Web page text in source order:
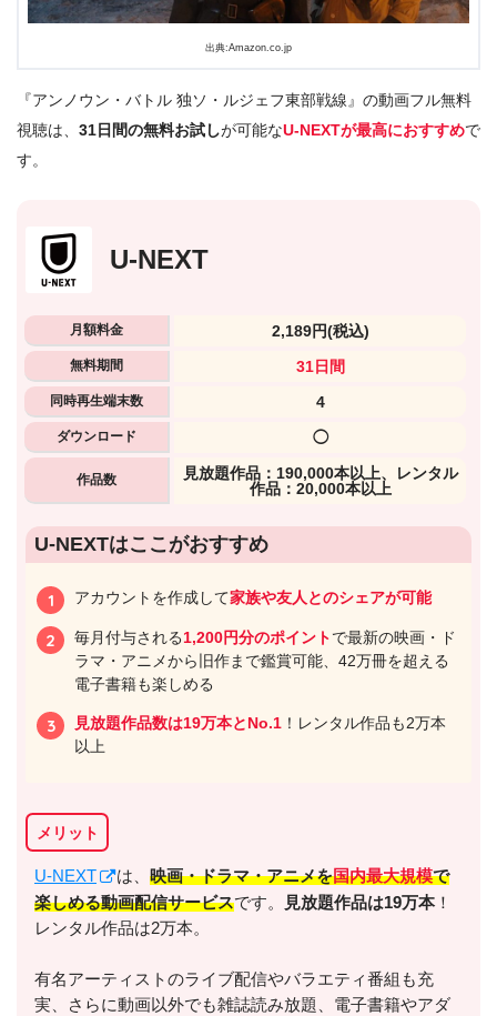
出典:Amazon.co.jp
『アンノウン・バトル 独ソ・ルジェフ東部戦線』の動画フル無料
視聴は、 31日間の無料お試しが可能なU-NEXTが最高におすすめで
す。
U-NEXT
月額料金 2,189円(税込)
無料期間 31日間
同時再生端末数 4
ダウンロード ◯
作品数
⾒放題作品：190,000本以上、レンタル
作品：20,000本以上
U-NEXTはここがおすすめ
アカウントを作成して家族や友人とのシェアが可能
毎月付与される1,200円分のポイントで最新の映画・ド
ラマ・アニメから旧作まで鑑賞可能、42万冊を超える
電子書籍も楽しめる
見放題作品数は19万本とNo.1 ！レンタル作品も2万本
以上
メリット
U-NEXT は、 映画・ドラマ・アニメを国内最大規模で
楽しめる動画配信サービスです。 見放題作品は19万本 ！
レンタル作品は2万本。
有名アーティストのライブ配信やバラエティ番組も充
実、さらに動画以外でも雑誌読み放題、電子書籍やアダ